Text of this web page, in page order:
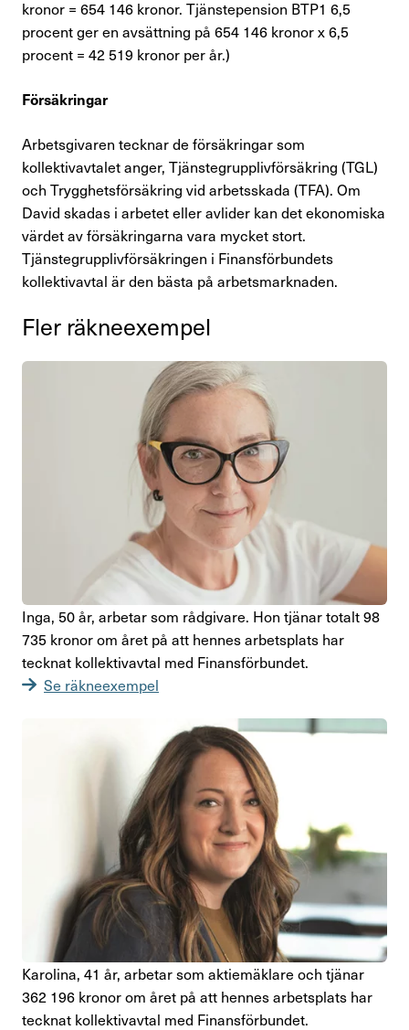
kronor = 654 146 kronor. Tjänstepension BTP1 6,5
procent ger en avsättning på 654 146 kronor x 6,5
procent = 42 519 kronor per år.)
Försäkringar
Arbetsgivaren tecknar de försäkringar som
kollektivavtalet anger, Tjänstegrupplivförsäkring (TGL)
och Trygghetsförsäkring vid arbetsskada (TFA). Om
David skadas i arbetet eller avlider kan det ekonomiska
värdet av försäkringarna vara mycket stort.
Tjänstegrupplivförsäkringen i Finansförbundets
kollektivavtal är den bästa på arbetsmarknaden.
Fler räkne­ex­empel
Inga, 50 år, arbetar som rådgi­vare. Hon tjänar totalt 98
735 kronor om året på att hennes arbets­plats har
tecknat kollek­tivavtal med Finans­för­bundet.
Se räkneexempel
Karo­lina, 41 år, arbetar som akti­e­mäk­lare och tjänar
362 196 kronor om året på att hennes arbets­plats har
tecknat kollek­tivavtal med Finans­för­bundet.